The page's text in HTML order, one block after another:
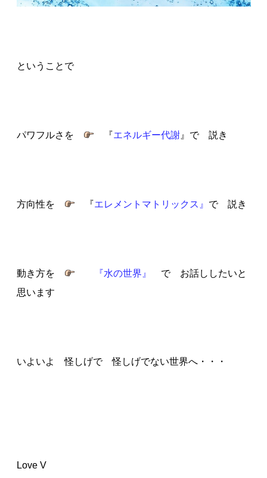
ということで
パワフルさを 『エネルギー代謝』で 説き
方向性を 『エレメントマトリックス』 で 説き
動き方を 『水の世界』
で お話ししたいと
思います
いよいよ 怪しげで 怪しげでない世界へ・・・
Love V